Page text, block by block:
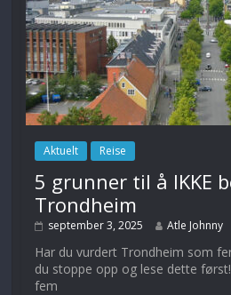
Aktuelt Reise
5 grunner til å IKKE
Trondheim
september 3, 2025 Atle Johnny
Har du vurdert Trondheim som
du stoppe opp og lese dette
fem